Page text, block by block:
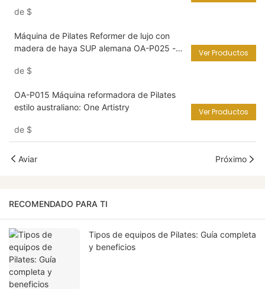
de $
Máquina de Pilates Reformer de lujo con
madera de haya SUP alemana OA-P025 -
de $
Ver Productos
OA-P015 Máquina reformadora de Pilates
estilo australiano: One Artistry
de $
Ver Productos
Aviar Próximo
RECOMENDADO PARA TI
Tipos de equipos de Pilates: Guía completa
y beneficios